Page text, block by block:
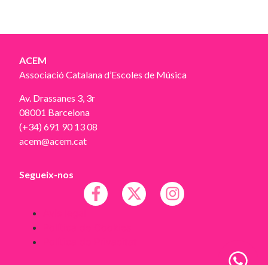
ACEM
Associació Catalana d’Escoles de Música
Av. Drassanes 3, 3r
08001 Barcelona
(+34) 691 90 13 08
acem@acem.cat
Segueix-nos